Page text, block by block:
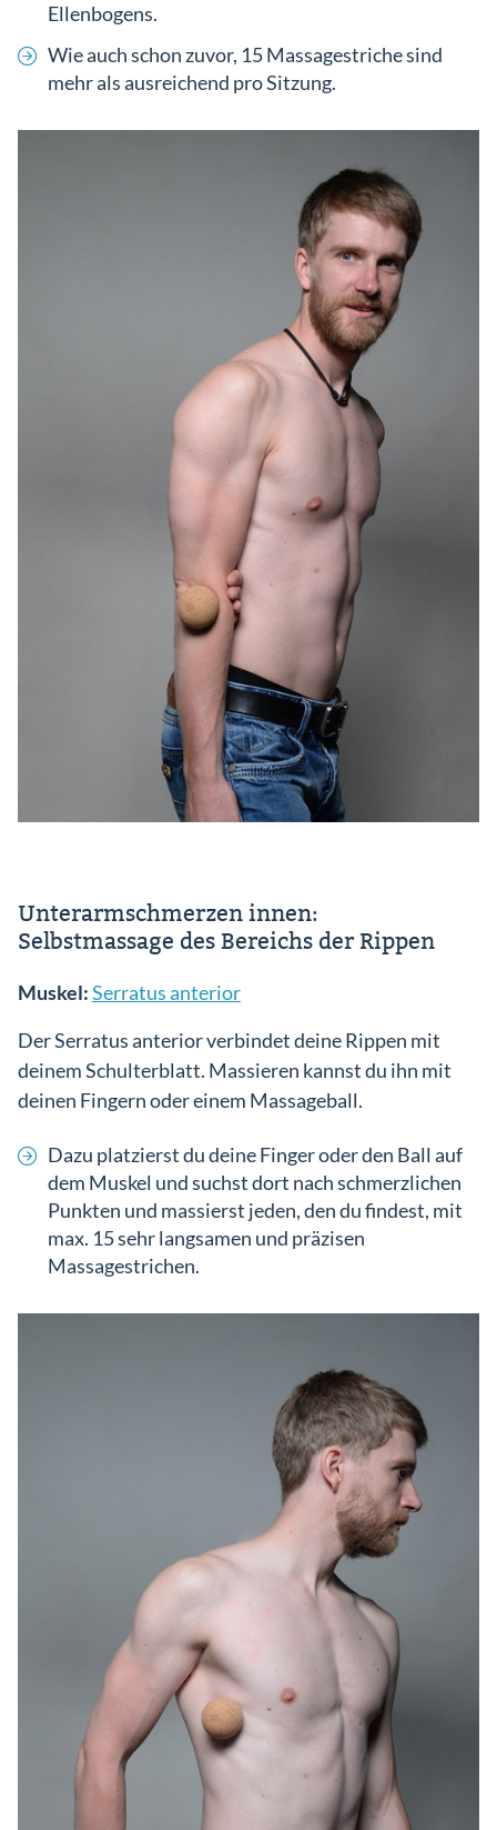
Ellenbogens.
Wie auch schon zuvor, 15 Massagestriche sind
mehr als ausreichend pro Sitzung.
Unterarmschmerzen innen:
Selbstmassage des Bereichs der Rippen
Muskel:Serratus anterior
Der Serratus anterior verbindet deine Rippen mit
deinem Schulterblatt. Massieren kannst du ihn mit
deinen Fingern oder einem Massageball.
Dazu platzierst du deine Finger oder den Ball auf
dem Muskel und suchst dort nach schmerzlichen
Punkten und massierst jeden, den du findest, mit
max. 15 sehr langsamen und präzisen
Massagestrichen.